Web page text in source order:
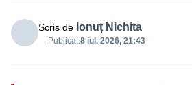
Scris de Ionuț Nichita
Publicat:8 iul. 2026, 21:43